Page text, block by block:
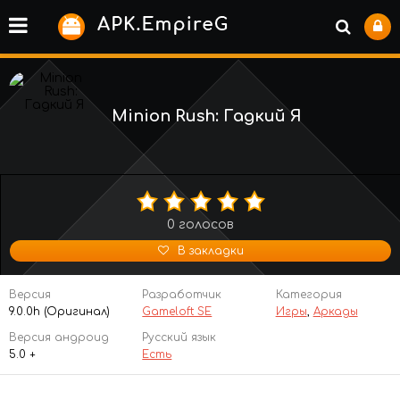
Minion Rush: Гадкий Я
0 голосов
В закладки
Версия
9.0.0h (Оригинал)
Разработчик
Gameloft SE
Категория
Игры, Аркады
Версия андроид
5.0 +
Русский язык
Есть